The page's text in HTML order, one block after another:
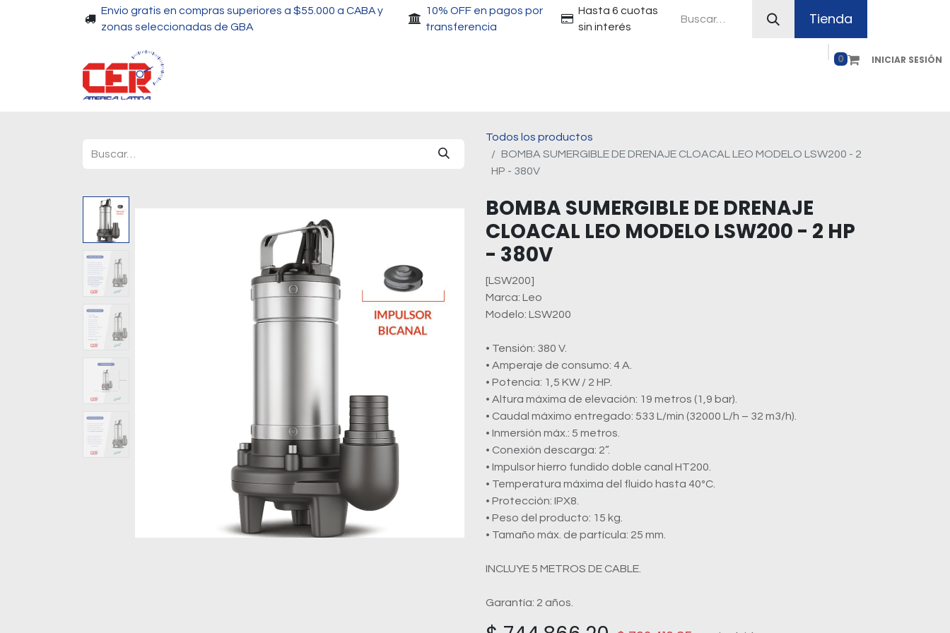
Envio gratis en compras superiores a $55.000 a CABA y
zonas seleccionadas de GBA
10% OFF en pagos por
transferencia
Hasta 6 cuotas
sin interés
Tienda
0 INICIAR SESIÓN
Todos los productos
BOMBA SUMERGIBLE DE DRENAJE CLOACAL LEO MODELO LSW200 - 2
HP - 380V
BOMBA SUMERGIBLE DE DRENAJE
CLOACAL LEO MODELO LSW200 - 2 HP
- 380V
[LSW200]
Marca: Leo
Modelo: LSW200
• Tensión: 380 V.
• Amperaje de consumo: 4 A.
• Potencia: 1,5 KW / 2 HP.
• Altura máxima de elevación: 19 metros (1,9 bar).
• Caudal máximo entregado: 533 L/min (32000 L/h – 32 m3/h).
• Inmersión máx.: 5 metros.
• Conexión descarga: 2”.
• Impulsor hierro fundido doble canal HT200.
• Temperatura máxima del fluido hasta 40ºC.
• Protección: IPX8.
• Peso del producto: 15 kg.
• Tamaño máx. de partícula: 25 mm.
INCLUYE 5 METROS DE CABLE.
Garantía: 2 años.